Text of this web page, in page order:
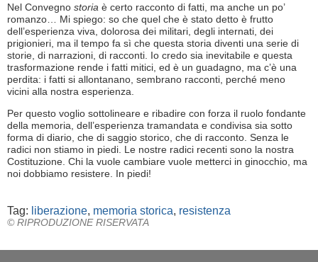
Nel Convegno storia è certo racconto di fatti, ma anche un po’
romanzo… Mi spiego: so che quel che è stato detto è frutto
dell’esperienza viva, dolorosa dei militari, degli internati, dei
prigionieri, ma il tempo fa sì che questa storia diventi una serie di
storie, di narrazioni, di racconti. Io credo sia inevitabile e questa
trasformazione rende i fatti mitici, ed è un guadagno, ma c’è una
perdita: i fatti si allontanano, sembrano racconti, perché meno
vicini alla nostra esperienza.
Per questo voglio sottolineare e ribadire con forza il ruolo fondante
della memoria, dell’esperienza tramandata e condivisa sia sotto
forma di diario, che di saggio storico, che di racconto. Senza le
radici non stiamo in piedi. Le nostre radici recenti sono la nostra
Costituzione. Chi la vuole cambiare vuole metterci in ginocchio, ma
noi dobbiamo resistere. In piedi!
Tag: liberazione, memoria storica, resistenza
© RIPRODUZIONE RISERVATA